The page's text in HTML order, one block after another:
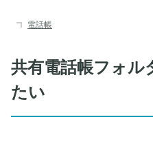
電話帳
共有電話帳フォル
たい